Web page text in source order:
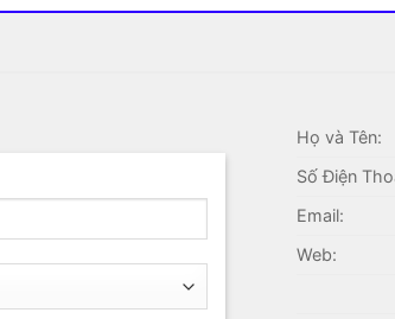
Họ và Tên:
Số Điện
Email:
Web: